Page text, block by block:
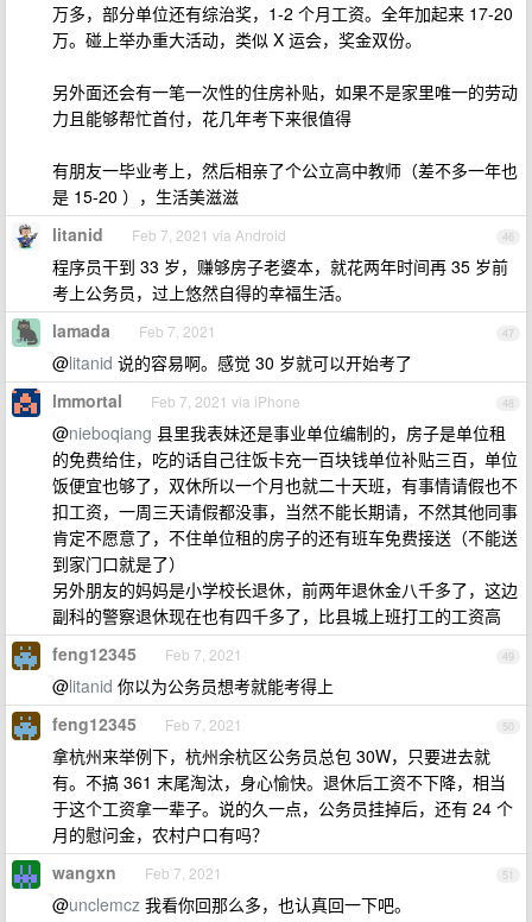
万多，部分单位还有综治奖，1-2 个月工资。全年加起来 17-20
万。碰上举办重大活动，类似 X 运会，奖金双份。
另外面还会有一笔一次性的住房补贴，如果不是家里唯一的劳动
力且能够帮忙首付，花几年考下来很值得
有朋友一毕业考上，然后相亲了个公立高中教师（差不多一年也
是 15-20 ），生活美滋滋
46
litanid Feb 7, 2021 via Android
程序员干到 33 岁，赚够房子老婆本，就花两年时间再 35 岁前
考上公务员，过上悠然自得的幸福生活。
47
lamada Feb 7, 2021
@litanid 说的容易啊。感觉 30 岁就可以开始考了
48
lmmortal Feb 7, 2021 via iPhone
@nieboqiang 县里我表妹还是事业单位编制的，房子是单位租
的免费给住，吃的话自己往饭卡充一百块钱单位补贴三百，单位
饭便宜也够了，双休所以一个月也就二十天班，有事情请假也不
扣工资，一周三天请假都没事，当然不能长期请，不然其他同事
肯定不愿意了，不住单位租的房子的还有班车免费接送（不能送
到家门口就是了）
另外朋友的妈妈是小学校长退休，前两年退休金八千多了，这边
副科的警察退休现在也有四千多了，比县城上班打工的工资高
49
feng12345 Feb 7, 2021
@litanid 你以为公务员想考就能考得上
50
feng12345 Feb 7, 2021
拿杭州来举例下，杭州余杭区公务员总包 30W，只要进去就
有。不搞 361 末尾淘汰，身心愉快。退休后工资不下降，相当
于这个工资拿一辈子。说的久一点，公务员挂掉后，还有 24 个
月的慰问金，农村户口有吗？
51
wangxn Feb 7, 2021
@unclemcz 我看你回那么多，也认真回一下吧。